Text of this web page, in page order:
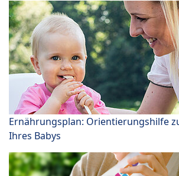
Ernährungsplan: Orientierungshilfe
Ihres Babys